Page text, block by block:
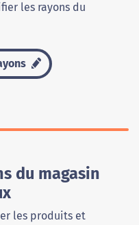
les rayons du
du magasin
les produits et